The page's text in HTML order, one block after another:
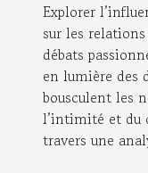
Explorer
sur les
débats
en lumière des
bousculent les
l’intimité et du
travers une